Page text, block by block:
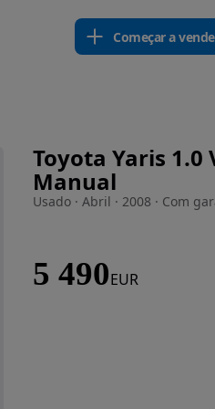
Começar a
Toyota Yaris 1.0
Manual
Usado · Abril · 2008 · Com
5 490EUR